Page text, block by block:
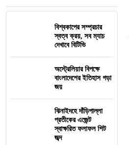
বিশ্বকাপের সম্প্রচার
স্বত্ব ক্রয়, সব ম্যাচ
দেখাবে বিটিভি
অস্ট্রেলিয়ার বিপক্ষে
বাংলাদেশের ইতিহাস গড়া
জয়
ঝিনাইদহে দাঁড়িপাল্লা
প্রতীকের এজেন্ট
স্বাক্ষরিত ফলাফল শিট
জব্দ